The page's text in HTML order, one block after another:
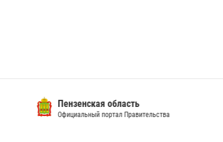
Пензенская область
Официальный портал Правительства